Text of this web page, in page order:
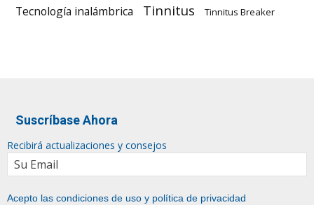
Tecnología inalámbrica Tinnitus Tinnitus Breaker
Suscríbase Ahora
Recibirá actualizaciones y consejos
Acepto las condiciones de uso y política de privacidad